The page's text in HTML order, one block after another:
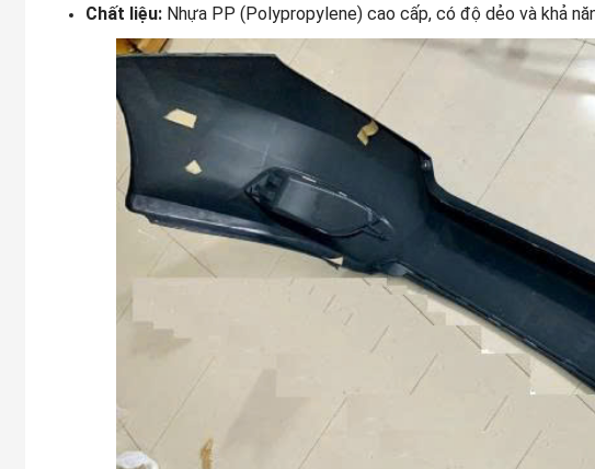
Chất liệu:Nhựa PP (Polypropylene) cao cấp, có độ dẻo và khả